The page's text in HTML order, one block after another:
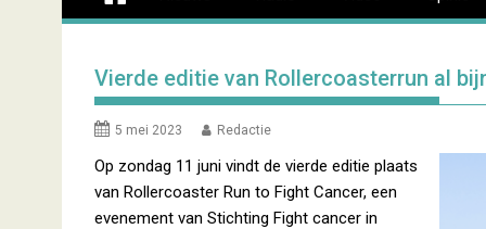
Vierde editie van Rollercoasterrun al
5 mei 2023 Redactie
Op zondag 11 juni vindt de vierde editie plaats
van Rollercoaster Run to Fight Cancer, een
evenement van Stichting Fight cancer in